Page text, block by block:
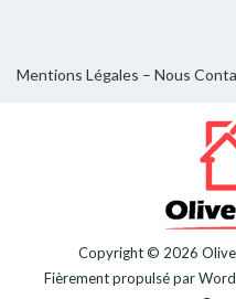
Mentions Légales – Nous
Copyright © 2026
Fièrement propulsé par